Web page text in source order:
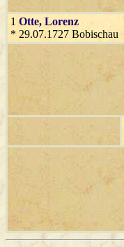
1 Otte, Lorenz
* 29.07.1727 Bobischau